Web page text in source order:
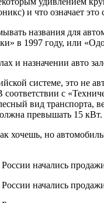
и что означает
названия для
в 1997 году, или
и назначении авто
системе, это не
с
вид транспорта,
превышать 15 кВт.
хочешь, но